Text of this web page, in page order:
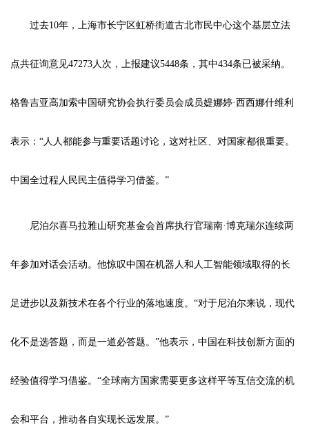
过去10年，上海市长宁区虹桥街道古北市民中心这个基层立法
点共征询意见47273人次，上报建议5448条，其中434条已被采纳。
格鲁吉亚高加索中国研究协会执行委员会成员媞娜婷·西西娜什维利
表示：“人人都能参与重要话题讨论，这对社区、对国家都很重要。
中国全过程人民民主值得学习借鉴。”
尼泊尔喜马拉雅山研究基金会首席执行官瑞南·博克瑞尔连续两
年参加对话会活动。他惊叹中国在机器人和人工智能领域取得的长
足进步以及新技术在各个行业的落地速度。“对于尼泊尔来说，现代
化不是选答题，而是一道必答题。”他表示，中国在科技创新方面的
经验值得学习借鉴。“全球南方国家需要更多这样平等互信交流的机
会和平台，推动各自实现长远发展。”